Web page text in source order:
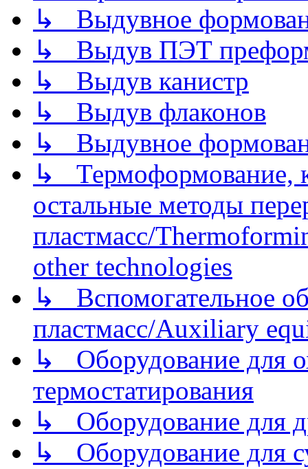
↳ Выдувное
↳ Выдув ПЭТ
↳ Выдув канистр
↳ Выдув флаконов
↳ Выдувное
↳ Термоформование,
остальные методы
пластмасс/
other technologies
↳ Вспомогательное
пластмасс/Auxiliary
↳ Оборудование для
термостатирования
↳ Оборудование для
↳ Оборудование для